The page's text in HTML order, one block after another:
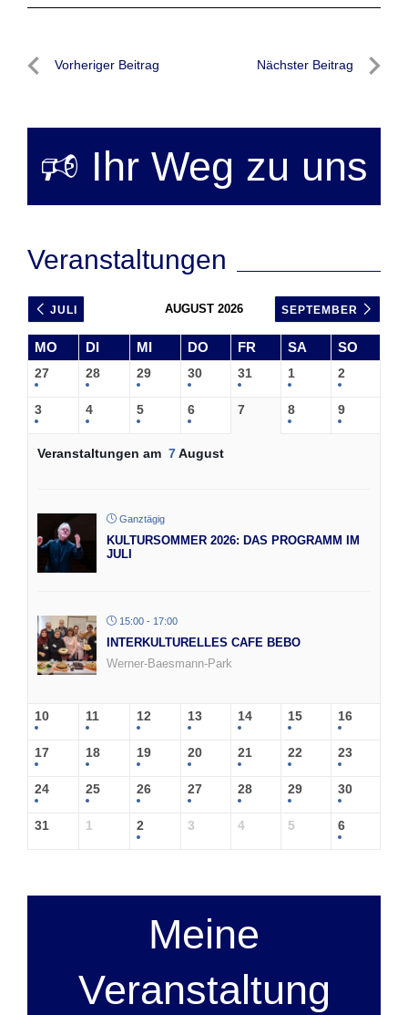
Beitragsnavigation
Vorheriger Beitrag Nächster Beitrag
🕫 Ihr Weg zu uns
Veranstaltungen
JULI AUGUST 2026 SEPTEMBER
MO DI MI DO FR SA SO
27 28 29 30 31 1 2
3 4 5 6 7 8 9
Veranstaltungen am 7August
Ganztägig
KULTURSOMMER 2026: DAS PROGRAMM IM
JULI
15:00 - 17:00
INTERKULTURELLES CAFE BEBO
Werner-Baesmann-Park
10 11 12 13 14 15 16
17 18 19 20 21 22 23
24 25 26 27 28 29 30
31 1 2 3 4 5 6
Meine
Veranstaltung